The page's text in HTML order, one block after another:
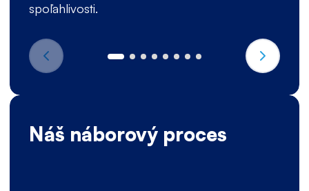
spoľahlivosti.
Náš náborový proces